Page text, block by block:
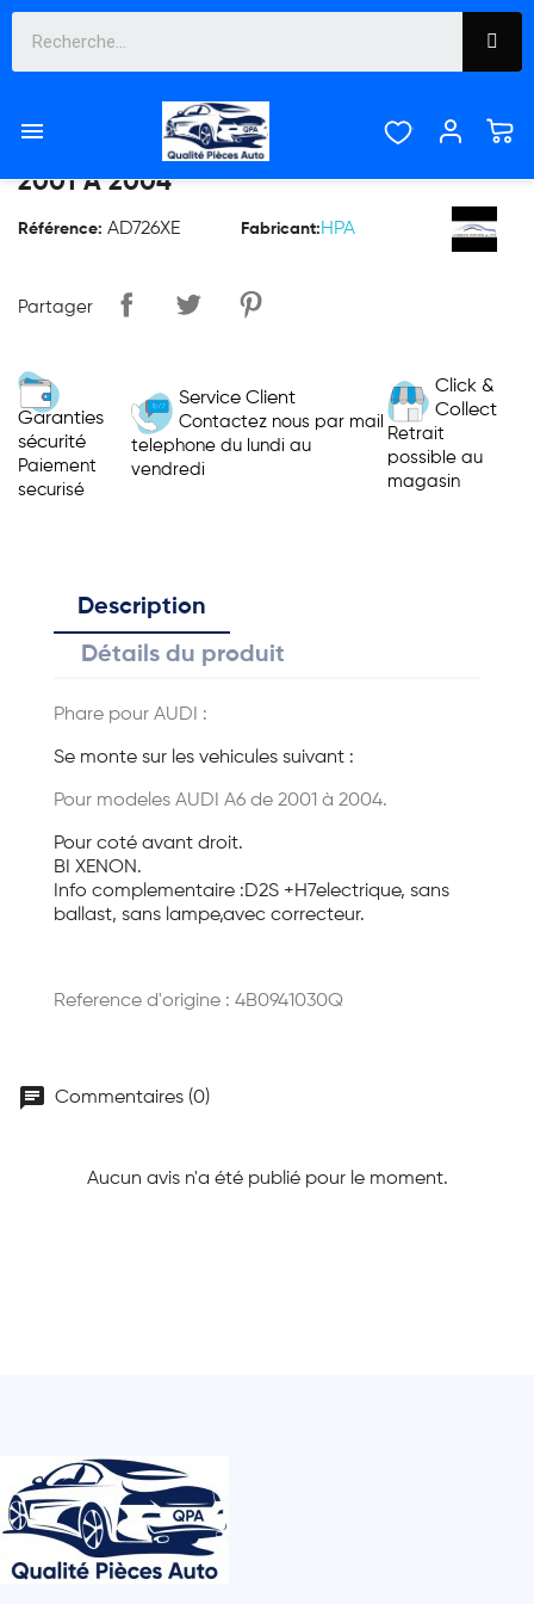

PHARE DROIT BI XENON AUDI A6 DE
2001 À 2004
Référence: AD726XE Fabricant: HPA
Partager
Garanties
sécurité
Paiement
securisé
Service Client
Contactez nous par mail
telephone du lundi au
vendredi
Click &
Collect
Retrait
possible au
magasin
Description
Détails du produit
Phare pour AUDI :
Se monte sur les vehicules suivant :
Pour modeles AUDI A6 de 2001 à 2004.
Pour coté avant droit.
BI XENON.
Info complementaire :D2S +H7electrique, sans
ballast, sans lampe,avec correcteur.
Reference d'origine : 4B0941030Q
chat Commentaires (0)
Aucun avis n'a été publié pour le moment.